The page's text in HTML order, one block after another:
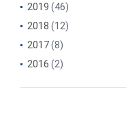
2019 (46)
2018 (12)
2017(8)
2016 (2)